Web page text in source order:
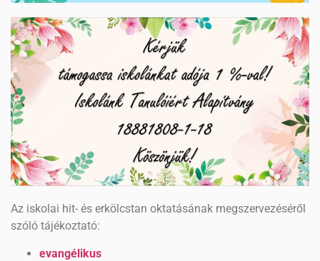
Az iskolai hit- és erkölcstan oktatásának megszervezéséről
szóló tájékoztató:
evangélikus